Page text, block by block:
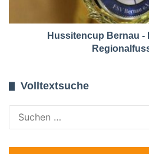
Hussitencup Bernau -
Volltextsuche